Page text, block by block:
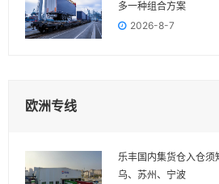
多一种组合方案
2026-8-7
欧洲专线
乐丰国内集货仓入仓须
乌、苏州、宁波